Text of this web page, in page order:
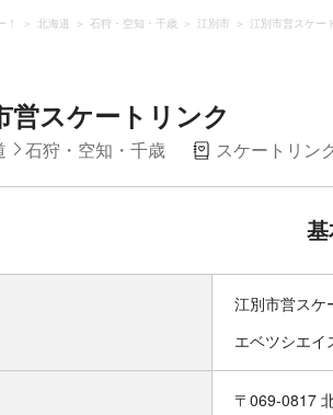
！ 北海道 石狩・空知・千歳 江別市 江別市営スケー
営スケートリンク
石狩・空知・千歳 スケートリン
江別市営スケ
エベツシエイ
〒069-0817